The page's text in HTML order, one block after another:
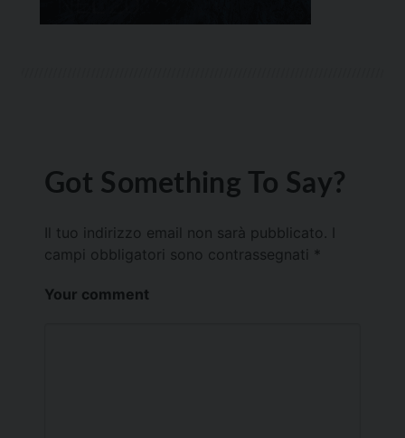
Got Something To Say?
Il tuo indirizzo email non sarà pubblicato.
campi obbligatori sono contrassegnati *
Your comment